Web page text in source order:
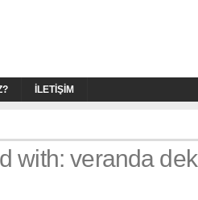
İLETIŞIM
with: veranda